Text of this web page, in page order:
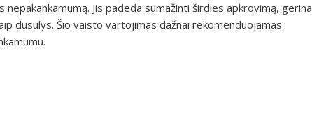
Jis padeda sumažinti širdies apkrovimą, gerina
dusulys. Šio vaisto vartojimas dažnai rekomenduojamas